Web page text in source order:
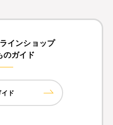
インショップ
のガイド
ド